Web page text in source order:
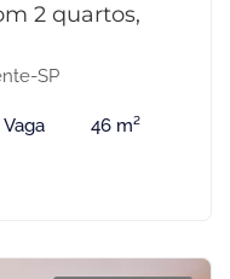
2 quartos,
SP
Vaga 46 m²